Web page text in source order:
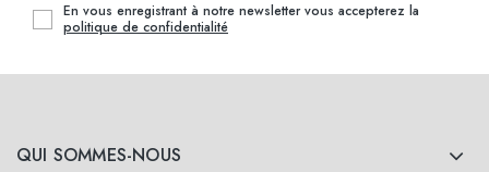
QUI SOMMES-NOUS
En vous enregistrant à notre newsletter vous accepterez la
politique de confidentialité